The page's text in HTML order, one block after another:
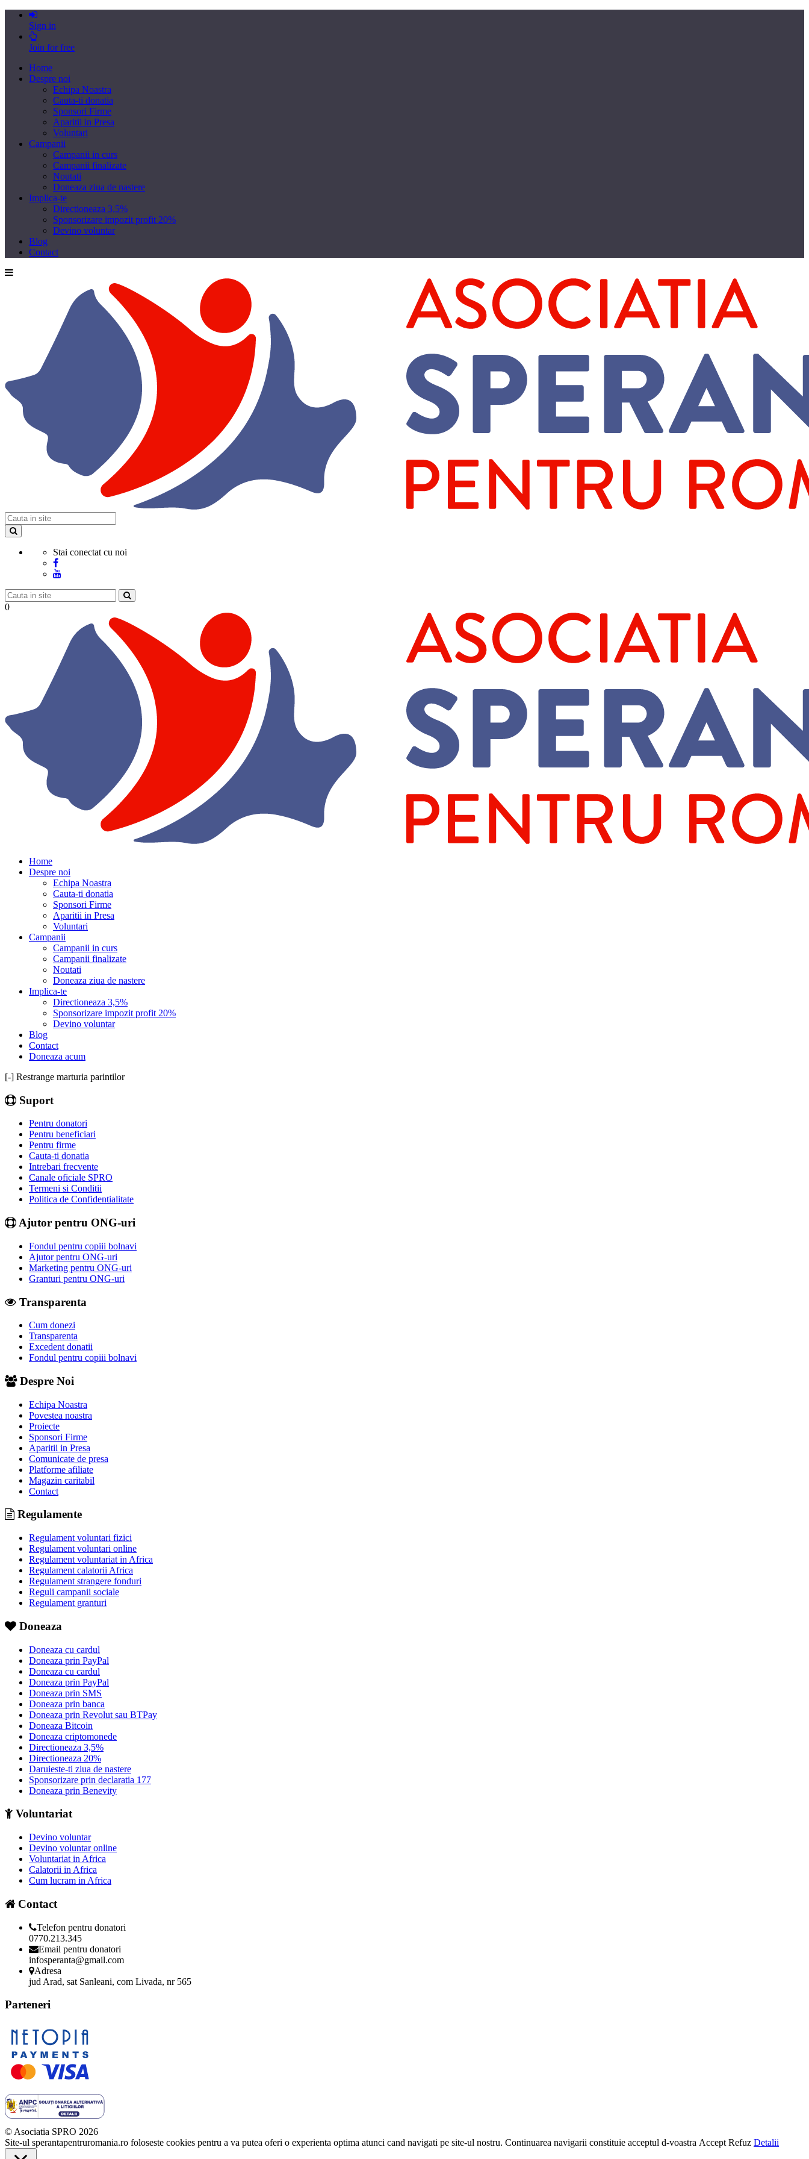
Sign in
Join for free
Home
Despre noi
Echipa Noastra
Cauta-ti donatia
Sponsori Firme
Aparitii in Presa
Voluntari
Campanii
Campanii in curs
Campanii finalizate
Noutati
Doneaza ziua de nastere
Implica-te
Directioneaza 3,5%
Sponsorizare impozit profit 20%
Devino voluntar
Blog
Contact
Stai conectat cu noi
0
Home
Despre noi
Echipa Noastra
Cauta-ti donatia
Sponsori Firme
Aparitii in Presa
Voluntari
Campanii
Campanii in curs
Campanii finalizate
Noutati
Doneaza ziua de nastere
Implica-te
Directioneaza 3,5%
Sponsorizare impozit profit 20%
Devino voluntar
Blog
Contact
Doneaza acum
[-] Restrange marturia parintilor
Suport
Pentru donatori
Pentru beneficiari
Pentru firme
Cauta-ti donatia
Intrebari frecvente
Canale oficiale SPRO
Termeni si Conditii
Politica de Confidentialitate
Ajutor pentru ONG-uri
Fondul pentru copiii bolnavi
Ajutor pentru ONG-uri
Marketing pentru ONG-uri
Granturi pentru ONG-uri
Transparenta
Cum donezi
Transparenta
Excedent donatii
Fondul pentru copiii bolnavi
Despre Noi
Echipa Noastra
Povestea noastra
Proiecte
Sponsori Firme
Aparitii in Presa
Comunicate de presa
Platforme afiliate
Magazin caritabil
Contact
Regulamente
Regulament voluntari fizici
Regulament voluntari online
Regulament voluntariat in Africa
Regulament calatorii Africa
Regulament strangere fonduri
Reguli campanii sociale
Regulament granturi
Doneaza
Doneaza cu cardul
Doneaza prin PayPal
Doneaza cu cardul
Doneaza prin PayPal
Doneaza prin SMS
Doneaza prin banca
Doneaza prin Revolut sau BTPay
Doneaza Bitcoin
Doneaza criptomonede
Directioneaza 3,5%
Directioneaza 20%
Daruieste-ti ziua de nastere
Sponsorizare prin declaratia 177
Doneaza prin Benevity
Voluntariat
Devino voluntar
Devino voluntar online
Voluntariat in Africa
Calatorii in Africa
Cum lucram in Africa
Contact
Telefon pentru donatori
0770.213.345
Email pentru donatori
infosperanta@gmail.com
Adresa
jud Arad, sat Sanleani, com Livada, nr 565
Parteneri
© Asociatia SPRO 2026
Site-ul sperantapentruromania.ro foloseste cookies pentru a va putea oferi o experienta optima atunci cand navigati pe site-ul nostru. Continuarea navigarii constituie acceptul d-voastra Accept Refuz Detalii